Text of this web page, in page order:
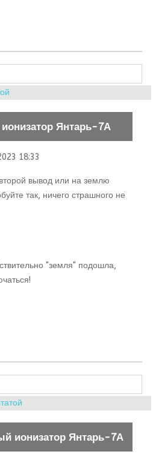
Янтарь-7А
18:33
второй вывод или на землю
так, ничего страшного не
"земля" подошла,
ионизатор Янтарь-7А